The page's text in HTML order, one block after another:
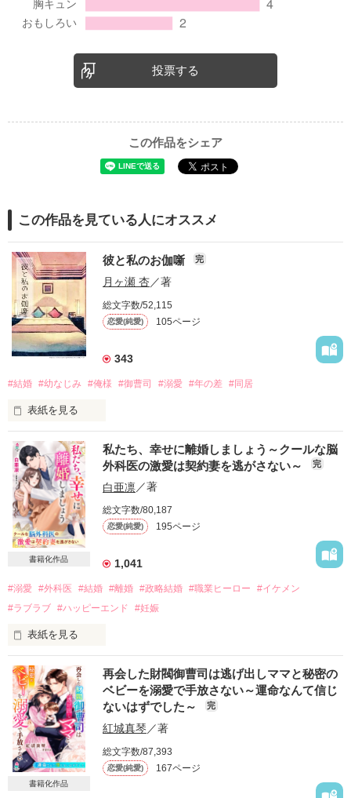
投票する
この作品をシェア
この作品を見ている人にオススメ
彼と私のお伽噺 完
月ヶ瀬 杏／著
総文字数/52,115
恋愛(純愛) 105ページ
343
#結婚 #幼なじみ #俺様 #御曹司 #溺愛 #年の差 #同居
表紙を見る
「これにサインしろ」
「これはいったいどういう意味ですか？」
「お前も俺の異動についてこい。嫁として」
「何言ってるんですか？」
私の前にいる男が口にしたのはプロポーズ……、
ではなくて、
たぶん命令。
2021/12/02〜12/15
書籍化作品
私たち、幸せに離婚しましょう～クールな脳
外科医の激愛は契約妻を逃がさない～
完
白亜凛／著
総文字数/80,187
恋愛(純愛) 195ページ
1,041
#溺愛 #外科医 #結婚 #離婚 #政略結婚 #職業ヒーロー
#イケメン
#ラブラブ #ハッピーエンド #妊娠
表紙を見る
青葉主真
kazuma
脳神経外科医
×
青葉沙月
書籍化作品
再会した財閥御曹司は逃げ出しママと秘密の
ベビーを溺愛で手放さない～運命なんて信じ
ないはずでした～
完
紅城真琴／著
総文字数/87,393
恋愛(純愛) 167ページ